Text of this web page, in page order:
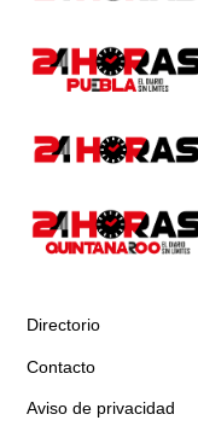
Directorio
Contacto
Aviso de privacidad